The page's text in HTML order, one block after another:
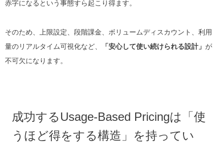
赤字になるという事態すら起こり得ます。
そのため、上限設定、段階課金、ボリュームディスカウント、利用
量のリアルタイム可視化など、
「安心して使い続けられる設計」 が
不可欠になります。
成功するUsage-Based Pricingは「使
うほど得をする構造」を持ってい